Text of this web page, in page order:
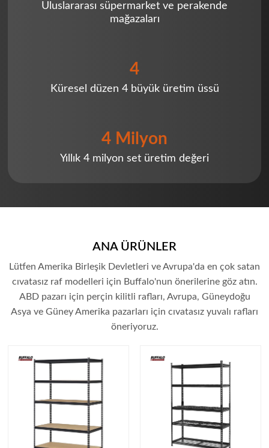
Uluslararası süpermarket ve perakende
mağazaları
4
Küresel düzen 4 büyük üretim üssü
4 Milyon
Yıllık 4 milyon set üretim değeri
ANA ÜRÜNLER
Lütfen Amerika Birleşik Devletleri ve Avrupa'da en çok satan
cıvatasız raf modelleri için Buffalo'nun önerilerine göz atın.
ABD pazarı için perçin kilitli rafları, Avrupa, Güneydoğu
Asya ve Güney Amerika pazarları için cıvatasız yuvalı rafları
öneriyoruz.